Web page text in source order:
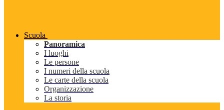
Scuola
Panoramica
I luoghi
Le persone
I numeri della scuola
Le carte della scuola
Organizzazione
La storia